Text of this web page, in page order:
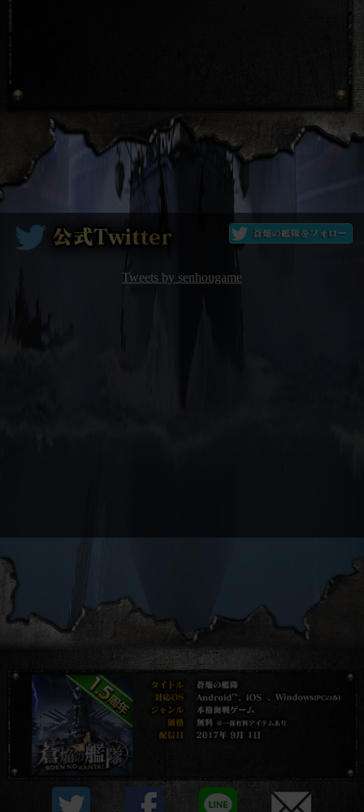
Tweets by senhougame
プライバシーポリシー
他社モジュール等について
資金決済法に基づく表示